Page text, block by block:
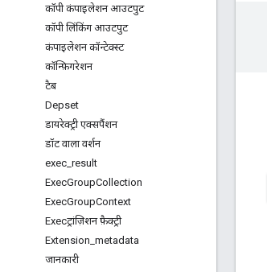
कॉपी कंपाइलेशन आउटपुट
कॉपी लिंकिंग आउटपुट
कंपाइलेशन कॉन्टेक्स्ट
कॉन्फ़िगरेशन
टैब
Depset
डायरेक्ट्री एक्सपैंशन
डॉट वाला वर्शन
exec result
ExecGroupCollection
ExecGroupContext
Execट्रांज़िशन फ़ैक्ट्री
Extension metadata
जानकारी